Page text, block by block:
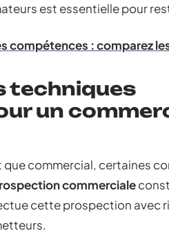
est essentielle pour
compétences : comparez
techniques
un
commercial, certaines
commerciale
cette prospection avec